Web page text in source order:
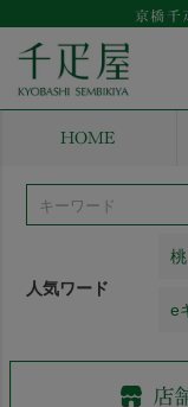
京橋千
HOME
人気ワード
桃
e